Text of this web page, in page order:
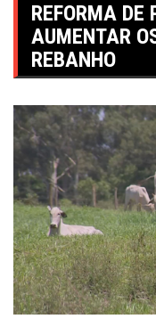
REFORMA
AUMENTAR
REBANHO